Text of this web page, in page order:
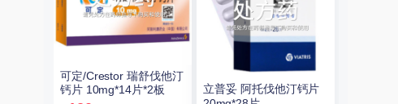
可定/Crestor 瑞舒伐他汀
钙片 10mg*14片*2板
立普妥 阿托伐他汀钙片